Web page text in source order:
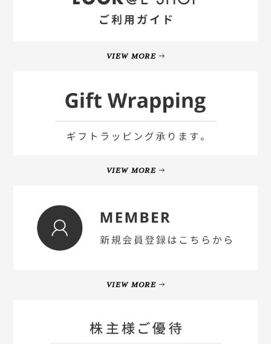
VIEW MORE
VIEW MORE
VIEW MORE